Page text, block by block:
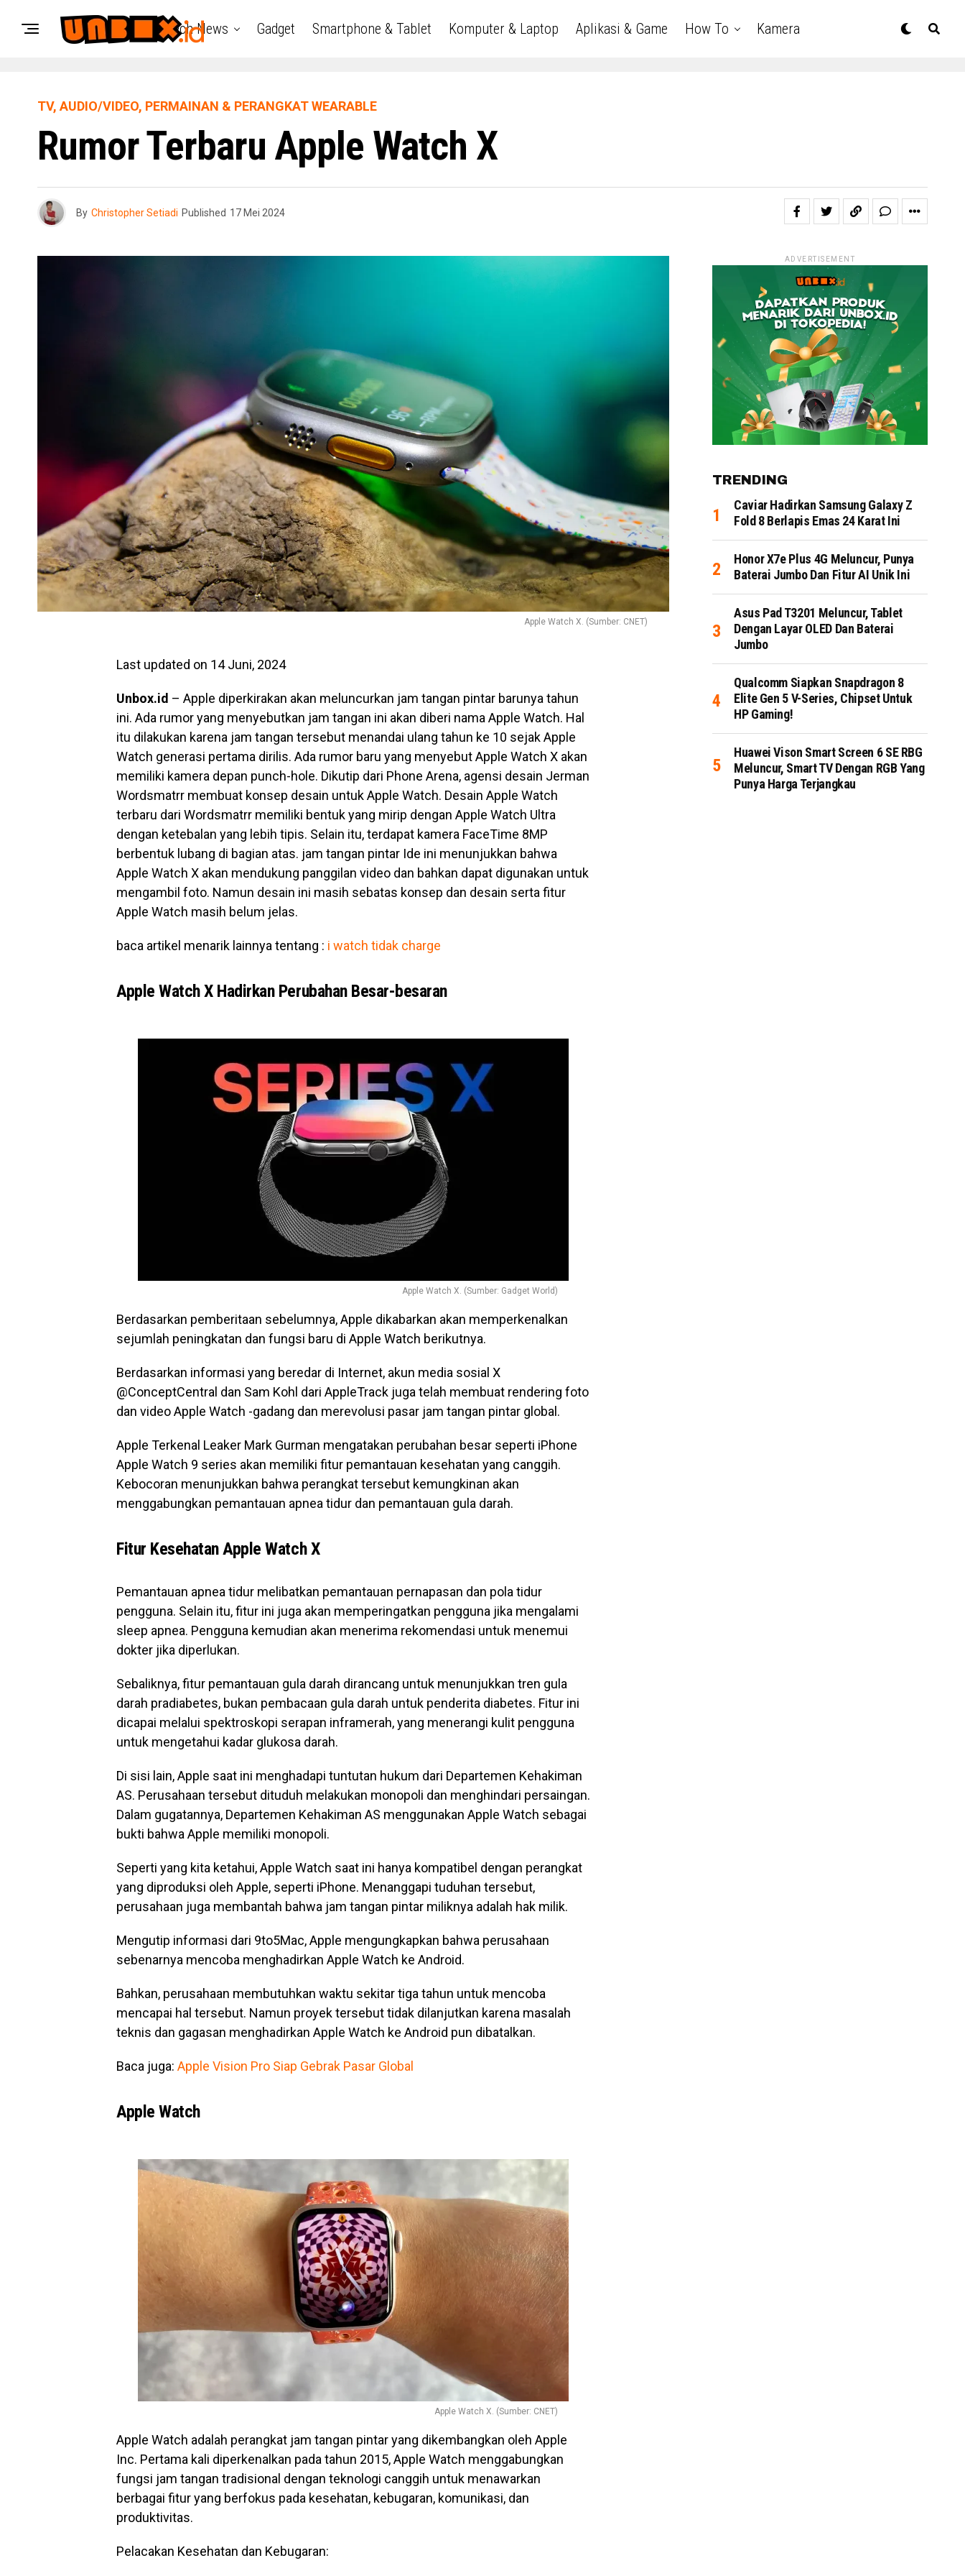
Tech News Gadget Smartphone & Tablet Komputer & Laptop Aplikasi & Game How To Kamera
TV, AUDIO/VIDEO, PERMAINAN & PERANGKAT WEARABLE
Rumor Terbaru Apple Watch X
By Christopher Setiadi Published 17 Mei 2024
Apple Watch X. (Sumber: CNET)
Last updated on 14 Juni, 2024
Unbox.id – Apple diperkirakan akan meluncurkan jam tangan pintar barunya tahun
ini. Ada rumor yang menyebutkan jam tangan ini akan diberi nama Apple Watch. Hal
itu dilakukan karena jam tangan tersebut menandai ulang tahun ke 10 sejak Apple
Watch generasi pertama dirilis. Ada rumor baru yang menyebut Apple Watch X akan
memiliki kamera depan punch-hole. Dikutip dari Phone Arena, agensi desain Jerman
Wordsmatrr membuat konsep desain untuk Apple Watch. Desain Apple Watch
terbaru dari Wordsmatrr memiliki bentuk yang mirip dengan Apple Watch Ultra
dengan ketebalan yang lebih tipis. Selain itu, terdapat kamera FaceTime 8MP
berbentuk lubang di bagian atas. jam tangan pintar Ide ini menunjukkan bahwa
Apple Watch X akan mendukung panggilan video dan bahkan dapat digunakan untuk
mengambil foto. Namun desain ini masih sebatas konsep dan desain serta fitur
Apple Watch masih belum jelas.
baca artikel menarik lainnya tentang : i watch tidak charge
Apple Watch X Hadirkan Perubahan Besar-besaran
Apple Watch X. (Sumber: Gadget World)
Berdasarkan pemberitaan sebelumnya, Apple dikabarkan akan memperkenalkan
sejumlah peningkatan dan fungsi baru di Apple Watch berikutnya.
Berdasarkan informasi yang beredar di Internet, akun media sosial X
@ConceptCentral dan Sam Kohl dari AppleTrack juga telah membuat rendering foto
dan video Apple Watch -gadang dan merevolusi pasar jam tangan pintar global.
Apple Terkenal Leaker Mark Gurman mengatakan perubahan besar seperti iPhone
Apple Watch 9 series akan memiliki fitur pemantauan kesehatan yang canggih.
Kebocoran menunjukkan bahwa perangkat tersebut kemungkinan akan
menggabungkan pemantauan apnea tidur dan pemantauan gula darah.
Fitur Kesehatan Apple Watch X
Pemantauan apnea tidur melibatkan pemantauan pernapasan dan pola tidur
pengguna. Selain itu, fitur ini juga akan memperingatkan pengguna jika mengalami
sleep apnea. Pengguna kemudian akan menerima rekomendasi untuk menemui
dokter jika diperlukan.
Sebaliknya, fitur pemantauan gula darah dirancang untuk menunjukkan tren gula
darah pradiabetes, bukan pembacaan gula darah untuk penderita diabetes. Fitur ini
dicapai melalui spektroskopi serapan inframerah, yang menerangi kulit pengguna
untuk mengetahui kadar glukosa darah.
Di sisi lain, Apple saat ini menghadapi tuntutan hukum dari Departemen Kehakiman
AS. Perusahaan tersebut dituduh melakukan monopoli dan menghindari persaingan.
Dalam gugatannya, Departemen Kehakiman AS menggunakan Apple Watch sebagai
bukti bahwa Apple memiliki monopoli.
Seperti yang kita ketahui, Apple Watch saat ini hanya kompatibel dengan perangkat
yang diproduksi oleh Apple, seperti iPhone. Menanggapi tuduhan tersebut,
perusahaan juga membantah bahwa jam tangan pintar miliknya adalah hak milik.
Mengutip informasi dari 9to5Mac, Apple mengungkapkan bahwa perusahaan
sebenarnya mencoba menghadirkan Apple Watch ke Android.
Bahkan, perusahaan membutuhkan waktu sekitar tiga tahun untuk mencoba
mencapai hal tersebut. Namun proyek tersebut tidak dilanjutkan karena masalah
teknis dan gagasan menghadirkan Apple Watch ke Android pun dibatalkan.
Baca juga: Apple Vision Pro Siap Gebrak Pasar Global
Apple Watch
Apple Watch X. (Sumber: CNET)
Apple Watch adalah perangkat jam tangan pintar yang dikembangkan oleh Apple
Inc. Pertama kali diperkenalkan pada tahun 2015, Apple Watch menggabungkan
fungsi jam tangan tradisional dengan teknologi canggih untuk menawarkan
berbagai fitur yang berfokus pada kesehatan, kebugaran, komunikasi, dan
produktivitas.
Pelacakan Kesehatan dan Kebugaran:
ADVERTISEMENT
TRENDING
Caviar Hadirkan Samsung Galaxy Z
Fold 8 Berlapis Emas 24 Karat Ini
Honor X7e Plus 4G Meluncur, Punya
Baterai Jumbo Dan Fitur AI Unik Ini
Asus Pad T3201 Meluncur, Tablet
Dengan Layar OLED Dan Baterai
Jumbo
Qualcomm Siapkan Snapdragon 8
Elite Gen 5 V-Series, Chipset Untuk
HP Gaming!
Huawei Vison Smart Screen 6 SE RBG
Meluncur, Smart TV Dengan RGB Yang
Punya Harga Terjangkau